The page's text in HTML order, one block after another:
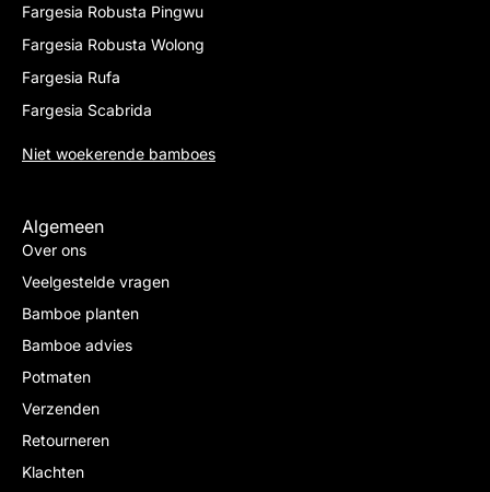
Fargesia Robusta Pingwu
Fargesia Robusta Wolong
Fargesia Rufa
Fargesia Scabrida
Niet woekerende bamboes
Algemeen
Over ons
Veelgestelde vragen
Bamboe planten
Bamboe advies
Potmaten
Verzenden
Retourneren
Klachten